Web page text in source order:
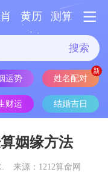
黄历 测算
搜索
运势 姓名配对
财运 结婚吉日
姻缘方法
来源：1212算命网